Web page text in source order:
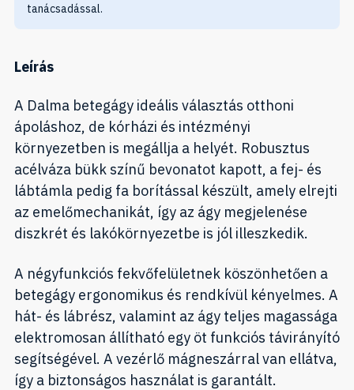
tanácsadással.
Leírás
A Dalma betegágy ideális választás otthoni
ápoláshoz, de kórházi és intézményi
környezetben is megállja a helyét. Robusztus
acélváza bükk színű bevonatot kapott, a fej- és
lábtámla pedig fa borítással készült, amely elrejti
az emelőmechanikát, így az ágy megjelenése
diszkrét és lakókörnyezetbe is jól illeszkedik.
A négyfunkciós fekvőfelületnek köszönhetően a
betegágy ergonomikus és rendkívül kényelmes. A
hát- és lábrész, valamint az ágy teljes magassága
elektromosan állítható egy öt funkciós távirányító
segítségével. A vezérlő mágneszárral van ellátva,
így a biztonságos használat is garantált.